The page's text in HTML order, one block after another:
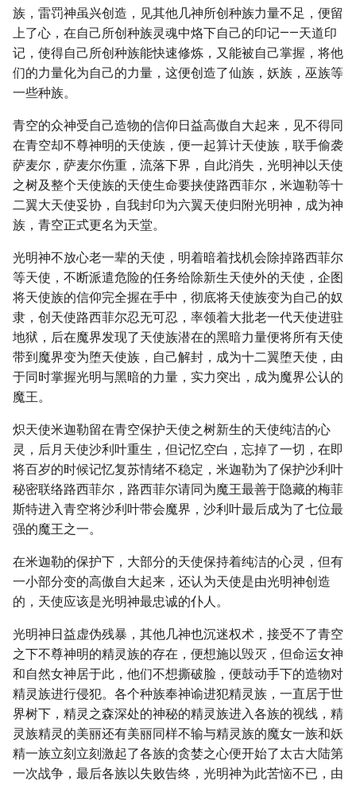
族，雷罚神虽兴创造，见其他几神所创种族力量不足，便留
上了心，在自己所创种族灵魂中烙下自己的印记——天道印
记，使得自己所创种族能快速修炼，又能被自己掌握，将他
们的力量化为自己的力量，这便创造了仙族，妖族，巫族等
一些种族。
青空的众神受自己造物的信仰日益高傲自大起来，见不得同
在青空却不尊神明的天使族，便一起算计天使族，联手偷袭
萨麦尔，萨麦尔伤重，流落下界，自此消失，光明神以天使
之树及整个天使族的天使生命要挟使路西菲尔，米迦勒等十
二翼大天使妥协，自我封印为六翼天使归附光明神，成为神
族，青空正式更名为天堂。
光明神不放心老一辈的天使，明着暗着找机会除掉路西菲尔
等天使，不断派遣危险的任务给除新生天使外的天使，企图
将天使族的信仰完全握在手中，彻底将天使族变为自己的奴
隶，创天使路西菲尔忍无可忍，率领着大批老一代天使进驻
地狱，后在魔界发现了天使族潜在的黑暗力量便将所有天使
带到魔界变为堕天使族，自己解封，成为十二翼堕天使，由
于同时掌握光明与黑暗的力量，实力突出，成为魔界公认的
魔王。
炽天使米迦勒留在青空保护天使之树新生的天使纯洁的心
灵，后月天使沙利叶重生，但记忆空白，忘掉了一切，在即
将百岁的时候记忆复苏情绪不稳定，米迦勒为了保护沙利叶
秘密联络路西菲尔，路西菲尔请同为魔王最善于隐藏的梅菲
斯特进入青空将沙利叶带会魔界，沙利叶最后成为了七位最
强的魔王之一。
在米迦勒的保护下，大部分的天使保持着纯洁的心灵，但有
一小部分变的高傲自大起来，还认为天使是由光明神创造
的，天使应该是光明神最忠诚的仆人。
光明神日益虚伪残暴，其他几神也沉迷权术，接受不了青空
之下不尊神明的精灵族的存在，便想施以毁灭，但命运女神
和自然女神居于此，他们不想撕破脸，便鼓动手下的造物对
精灵族进行侵犯。各个种族奉神谕进犯精灵族，一直居于世
界树下，精灵之森深处的神秘的精灵族进入各族的视线，精
灵族精灵的美丽还有美丽同样不输与精灵族的魔女一族和妖
精一族立刻立刻激起了各族的贪婪之心便开始了太古大陆第
一次战争，最后各族以失败告终，光明神为此苦恼不已，由